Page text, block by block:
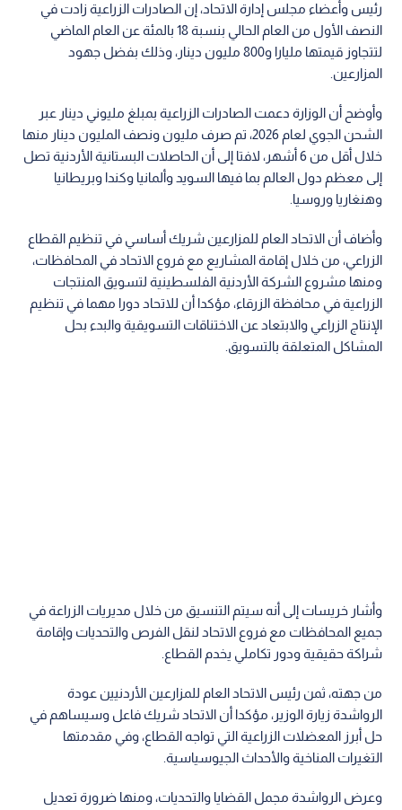
رئيس وأعضاء مجلس إدارة الاتحاد، إن الصادرات الزراعية زادت في
النصف الأول من العام الحالي بنسبة 18 بالمئة عن العام الماضي
لتتجاوز قيمتها مليارا و800 مليون دينار، وذلك بفضل جهود
المزارعين.
وأوضح أن الوزارة دعمت الصادرات الزراعية بمبلغ مليوني دينار عبر
الشحن الجوي لعام 2026، تم صرف مليون ونصف المليون دينار منها
خلال أقل من 6 أشهر، لافتا إلى أن الحاصلات البستانية الأردنية تصل
إلى معظم دول العالم بما فيها السويد وألمانيا وكندا وبريطانيا
وهنغاريا وروسيا.
وأضاف أن الاتحاد العام للمزارعين شريك أساسي في تنظيم القطاع
الزراعي، من خلال إقامة المشاريع مع فروع الاتحاد في المحافظات،
ومنها مشروع الشركة الأردنية الفلسطينية لتسويق المنتجات
الزراعية في محافظة الزرقاء، مؤكدا أن للاتحاد دورا مهما في تنظيم
الإنتاج الزراعي والابتعاد عن الاختناقات التسويقية والبدء بحل
المشاكل المتعلقة بالتسويق.
وأشار خريسات إلى أنه سيتم التنسيق من خلال مديريات الزراعة في
جميع المحافظات مع فروع الاتحاد لنقل الفرص والتحديات وإقامة
شراكة حقيقية ودور تكاملي يخدم القطاع.
من جهته، ثمن رئيس الاتحاد العام للمزارعين الأردنيين عودة
الرواشدة زيارة الوزير، مؤكدا أن الاتحاد شريك فاعل وسيساهم في
حل أبرز المعضلات الزراعية التي تواجه القطاع، وفي مقدمتها
التغيرات المناخية والأحداث الجيوسياسية.
وعرض الرواشدة مجمل القضايا والتحديات، ومنها ضرورة تعديل